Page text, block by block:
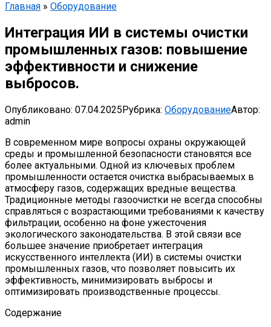
Главная » Оборудование
Интеграция ИИ в системы очистки
промышленных газов: повышение
эффективности и снижение
выбросов.
Опубликовано: 07.04.2025Рубрика: ОборудованиеАвтор:
admin
В современном мире вопросы охраны окружающей
среды и промышленной безопасности становятся все
более актуальными. Одной из ключевых проблем
промышленности остается очистка выбрасываемых в
атмосферу газов, содержащих вредные вещества.
Традиционные методы газоочистки не всегда способны
справляться с возрастающими требованиями к качеству
фильтрации, особенно на фоне ужесточения
экологического законодательства. В этой связи все
большее значение приобретает интеграция
искусственного интеллекта (ИИ) в системы очистки
промышленных газов, что позволяет повысить их
эффективность, минимизировать выбросы и
оптимизировать производственные процессы.
Содержание